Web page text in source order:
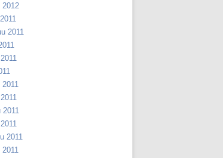
2012
2011
2011
2011
2011
2011